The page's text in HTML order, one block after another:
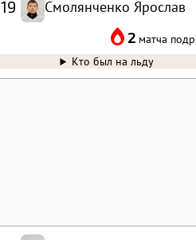
19 Смолянченко Ярослав
2 матча
Кто был на льду